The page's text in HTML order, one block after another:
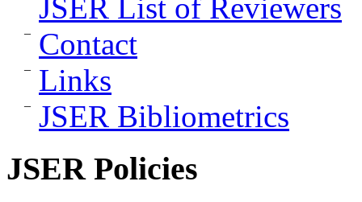
JSER List of Reviewers
Contact
Links
JSER Bibliometrics
JSER Policies